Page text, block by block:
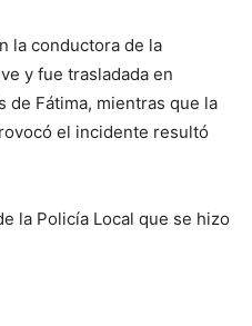
la conductora de la
y fue trasladada en
de Fátima, mientras que la
el incidente resultó
la Policía Local que se hizo